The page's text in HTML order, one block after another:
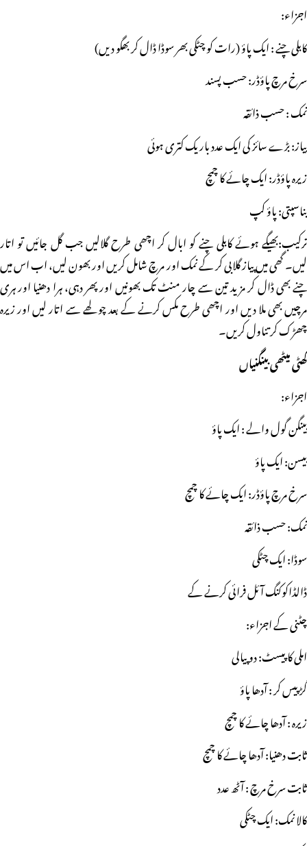
اجزاء:
کابلی چنے : ایک پاؤ (رات کو چٹکی بھر سوڈا ڈال کر بھگو دیں)
سرخ مرچ پاؤڈر: حسب پسند
نمک : حسب ذائقہ
پیاز: بڑے سائز کی ایک عدد باریک کتری ہوئی
زیرہ پاؤڈر: ایک چائے کا چمچ
بناسپتی: پاؤ کپ
ترکیب:بھیگے ہوئے کابلی چنے کو ابال کر اچھی طرح گلالیں جب گل جائیں تو اتار
لیں۔ گھی میں پیاز گلابی کر کے نمک اور مرچ شامل کریں اور بھون لیں، اب اس میں
چنے بھی ڈال کر مزید تین سے چار منٹ تک بھونیں اور پھر دہی، ہرا دھنیا اور ہری
مرچیں بھی ملا دیں اور اچھی طرح مکس کرنے کے بعد چولھے سے اتار لیں اور زیرہ
چھڑک کر تناول کریں۔
کھٹی میٹھی بینگنیاں
اجزاء:
بینگن گول والے : ایک پاؤ
بیسن: ایک پاؤ
سرخ مرچ پاؤڈر: ایک چائے کا چمچ
نمک: حسب ذائقہ
سوڈا: ایک چٹکی
ڈالڈاکوکنگ آئل فرائی کرنے کے
چٹنی کے اجزاء:
املی کا پیسٹ: دو پیالی
گڑ پیس کر : آدھا پاؤ
زیرہ : آدھا چائے کا چمچ
ثابت دھنیا: آدھا چائے کا چمچ
ثابت سرخ مرچ : آٹھ عدد
کالا نمک: ایک چٹکی